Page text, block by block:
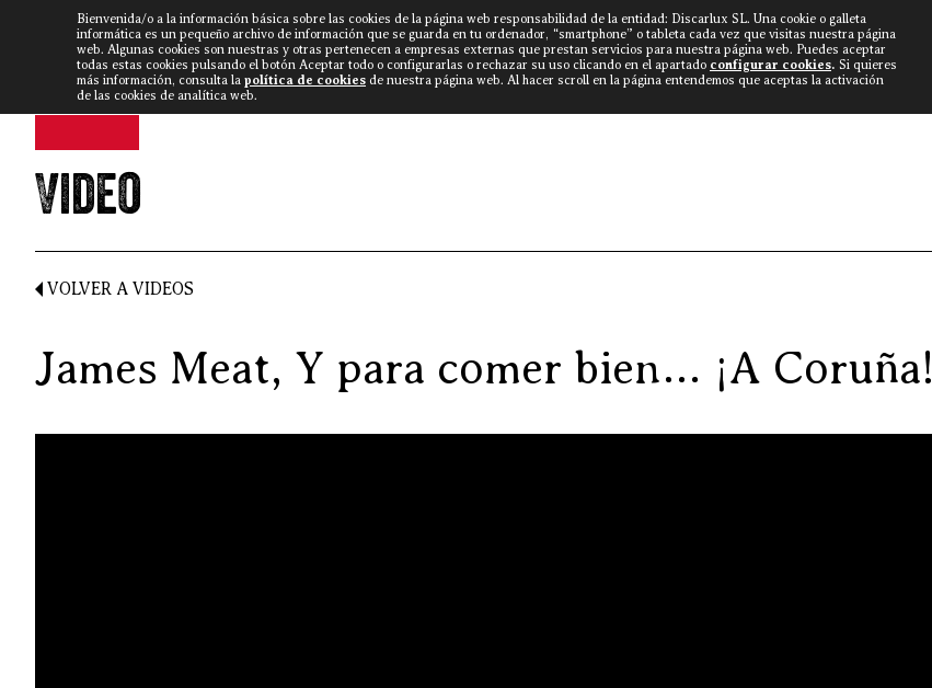
DISCARLUX▼ NOTICIAS VÍDEOS FISTERRA BOVINE WORLD▼ CONTACTO
Video
VOLVER A VIDEOS
James Meat, Y para comer bien… ¡A Coruña!
Bienvenida/o a la información básica sobre las cookies de la página web responsabilidad de la entidad: Discarlux SL. Una cookie o galleta
informática es un pequeño archivo de información que se guarda en tu ordenador, “smartphone” o tableta cada vez que visitas nuestra página
web. Algunas cookies son nuestras y otras pertenecen a empresas externas que prestan servicios para nuestra página web. Puedes aceptar
todas estas cookies pulsando el botón Aceptar todo o configurarlas o rechazar su uso clicando en el apartado configurar cookies. Si quieres
más información, consulta la política de cookies de nuestra página web. Al hacer scroll en la página entendemos que aceptas la activación
de las cookies de analítica web.